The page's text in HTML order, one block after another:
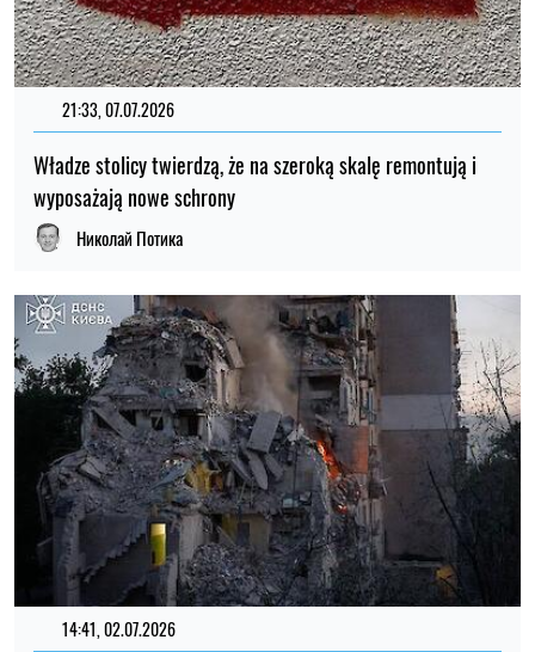
21:33, 07.07.2026
Władze stolicy twierdzą, że na szeroką skalę remontują i
wyposażają nowe schrony
Николай Потика
14:41, 02.07.2026